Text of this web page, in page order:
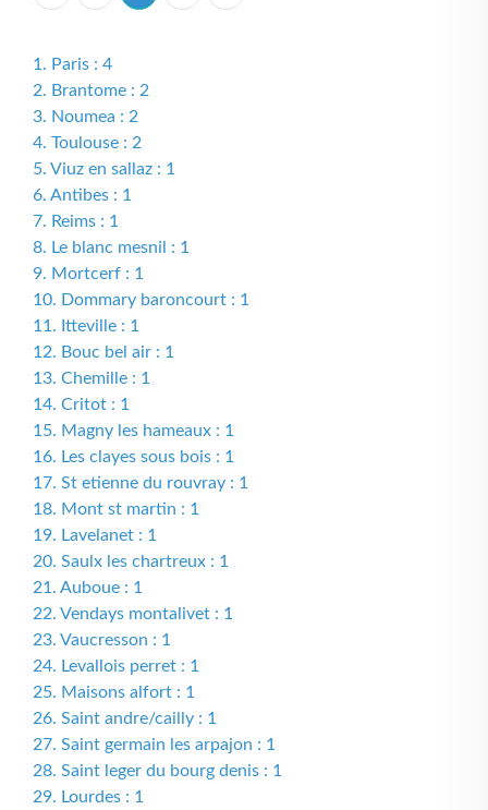
1. Paris : 4
2. Brantome : 2
3. Noumea : 2
4. Toulouse : 2
5. Viuz en sallaz : 1
6. Antibes : 1
7. Reims : 1
8. Le blanc mesnil : 1
9. Mortcerf : 1
10. Dommary baroncourt : 1
11. Itteville : 1
12. Bouc bel air : 1
13. Chemille : 1
14. Critot : 1
15. Magny les hameaux : 1
16. Les clayes sous bois : 1
17. St etienne du rouvray : 1
18. Mont st martin : 1
19. Lavelanet : 1
20. Saulx les chartreux : 1
21. Auboue : 1
22. Vendays montalivet : 1
23. Vaucresson : 1
24. Levallois perret : 1
25. Maisons alfort : 1
26. Saint andre/cailly : 1
27. Saint germain les arpajon : 1
28. Saint leger du bourg denis : 1
29. Lourdes : 1